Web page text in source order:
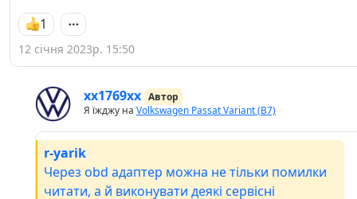
1
12 січня 2023р. 15:50
хх1769хх Автор
Я їжджу на Volkswagen Passat Variant (B7)
r-yarik
Через obd адаптер можна не тільки помилки
читати, а й виконувати деякі сервісні